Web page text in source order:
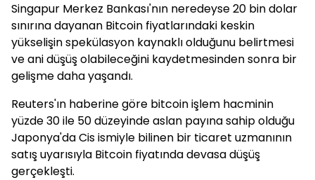
Singapur Merkez Bankası'nın neredeyse 20 bin dolar
sınırına dayanan Bitcoin fiyatlarındaki keskin
yükselişin spekülasyon kaynaklı olduğunu belirtmesi
ve ani düşüş olabileceğini kaydetmesinden sonra bir
gelişme daha yaşandı.
Reuters'ın haberine göre bitcoin işlem hacminin
yüzde 30 ile 50 düzeyinde aslan payına sahip olduğu
Japonya'da Cis ismiyle bilinen bir ticaret uzmanının
satış uyarısıyla Bitcoin fiyatında devasa düşüş
gerçekleşti.